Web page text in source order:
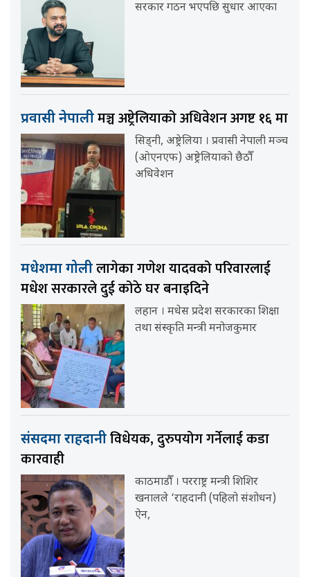
सरकार गठन भएपछि सुधार आएका
प्रवासी नेपालीमञ्च अष्ट्रेलियाको अधिवेशन अगष्ट १६ मा
सिड्नी, अष्ट्रेलिया । प्रवासी नेपाली मञ्च
(ओएनएफ) अष्ट्रेलियाको छैठौँ
अधिवेशन
मधेशमा गोलीलागेका गणेश यादवको परिवारलाई
मधेश सरकारले दुई कोठे घर बनाइदिने
लहान । मधेस प्रदेश सरकारका शिक्षा
तथा संस्कृति मन्त्री मनोजकुमार
संसदमा राहदानीविधेयक, दुरुपयोग गर्नेलाई कडा
कारवाही
काठमाडौँ । परराष्ट्र मन्त्री शिशिर
खनालले ‘राहदानी (पहिलो संशोधन)
ऐन,